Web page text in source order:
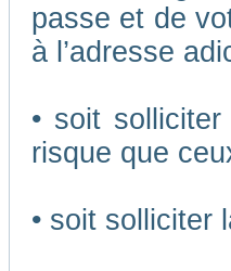
passe et de
à l’adresse
• soit
risque que
• soit solliciter